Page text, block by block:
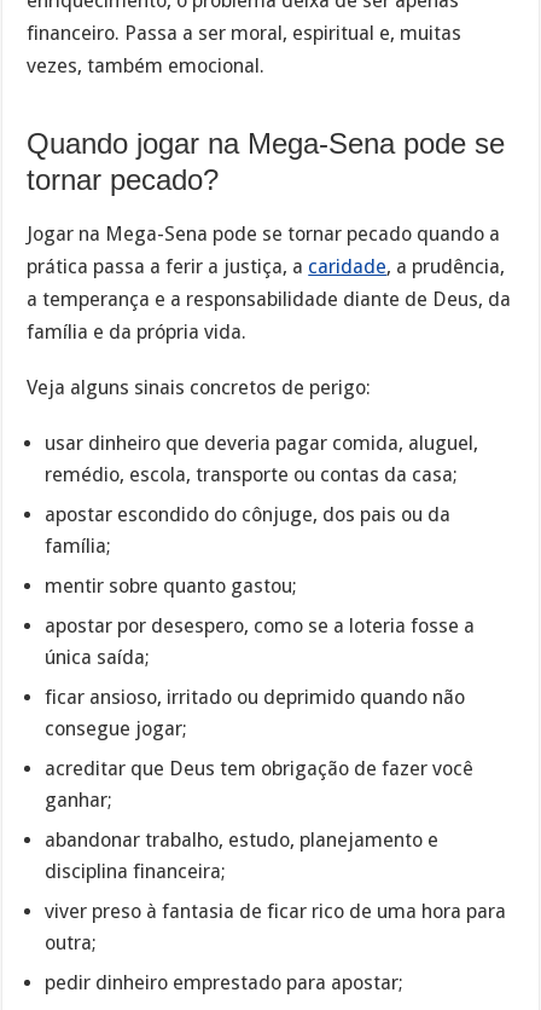
financeiro. Passa a ser moral, espiritual e, muitas
vezes, também emocional.
Quando jogar na Mega-Sena pode se
tornar pecado?
Jogar na Mega-Sena pode se tornar pecado quando a
prática passa a ferir a justiça, a caridade, a prudência,
a temperança e a responsabilidade diante de Deus, da
família e da própria vida.
Veja alguns sinais concretos de perigo:
usar dinheiro que deveria pagar comida, aluguel,
remédio, escola, transporte ou contas da casa;
apostar escondido do cônjuge, dos pais ou da
família;
mentir sobre quanto gastou;
apostar por desespero, como se a loteria fosse a
única saída;
ficar ansioso, irritado ou deprimido quando não
consegue jogar;
acreditar que Deus tem obrigação de fazer você
ganhar;
abandonar trabalho, estudo, planejamento e
disciplina financeira;
viver preso à fantasia de ficar rico de uma hora para
outra;
pedir dinheiro emprestado para apostar;